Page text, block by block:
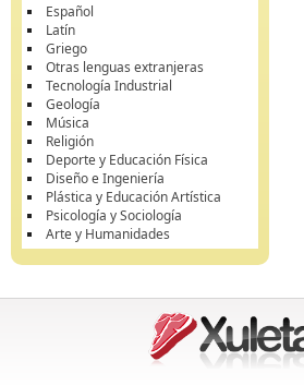
Español
Latín
Griego
Otras lenguas extranjeras
Tecnología Industrial
Geología
Música
Religión
Deporte y Educación Física
Diseño e Ingeniería
Plástica y Educación Artística
Psicología y Sociología
Arte y Humanidades